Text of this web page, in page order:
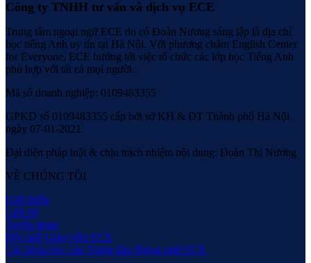
Công ty TNHH tư vấn và dịch vụ ECE
Trung tâm ngoại ngữ ECE do cô Đoàn Nương sáng lập là địa chỉ
học tiếng Anh uy tín tại Hà Nội. Với phương châm English Center
for Everyone, ECE hướng tới việc tổ chức các lớp học Tiếng Anh
phù hợp với tất cả mọi người.
Mã số doanh nghiệp: 0109483355
GPKD số 0109483355 cấp bởi sở KH & ĐT Thành phố Hà Nội
ngày 07-01-2021
Đại diện pháp luật & chịu trách nhiệm nội dung: Đoàn Thị Nương
VỀ CHÚNG TÔI
Giới thiệu
Liên hệ
Tuyển dụng
Đội ngữ Giáo viên ECE
Các khóa học của Trung tâm Ngoại ngữ ECE